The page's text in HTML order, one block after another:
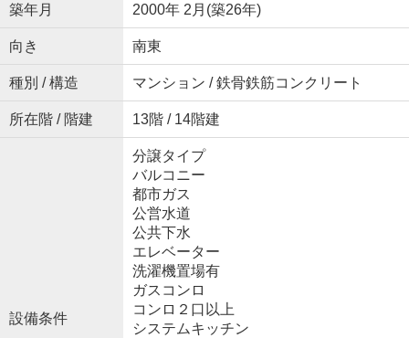
築年月 2000年 2月(築26年)
向き 南東
種別 / 構造 マンション / 鉄骨鉄筋コンクリート
所在階 / 階建 13階 / 14階建
設備条件
分譲タイプ
バルコニー
都市ガス
公営水道
公共下水
エレベーター
洗濯機置場有
ガスコンロ
コンロ２口以上
システムキッチン